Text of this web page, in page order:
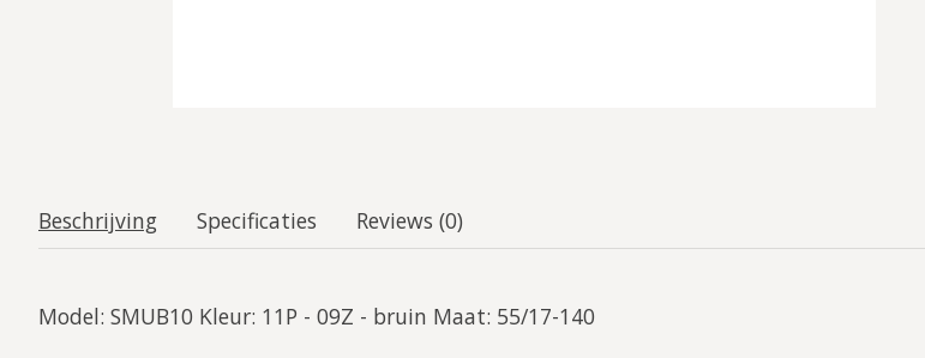
Beschrijving Specificaties Reviews (0)
Model: SMUB10 Kleur: 11P - 09Z - bruin Maat: 55/17-140